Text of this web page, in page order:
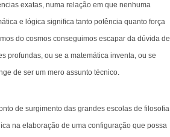
exatas, numa relação em que nenhuma
e lógica significa tanto potência quanto força
do cosmos conseguimos escapar da dúvida de
profundas, ou se a matemática inventa, ou se
de ser um mero assunto técnico.
de surgimento das grandes escolas de filosofia
na elaboração de uma configuração que possa